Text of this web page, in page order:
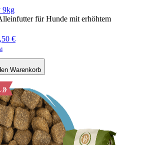
9kg
für Hunde mit erhöhtem
€
Warenkorb